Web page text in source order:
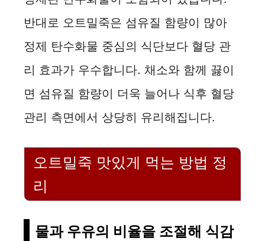
반대로 오트밀죽은 섬유질 함량이 많아
정제 탄수화물 중심의 식단보다 혈당 관
리 효과가 우수합니다. 채소와 함께 끓이
면 섬유질 함량이 더욱 늘어나 식후 혈당
관리 측면에서 상당히 유리해집니다.
오트밀죽 맛있게 먹는 방법 정
리
물과 우유의 비율을 조절해 식감